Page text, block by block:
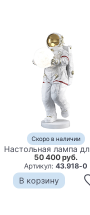
Скоро в наличии
50 400 руб.
Артикул:43.918-0
В корзину